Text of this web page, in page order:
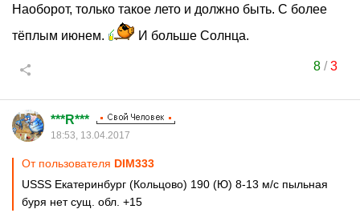
Наоборот, только такое лето и должно быть. С более
тёплым июнем.
И больше Солнца.
8/3
***R***
18:53, 13.04.2017
От пользователя DIM333
USSS Екатеринбург (Кольцово) 190 (Ю) 8-13 м/с пыльная
буря нет сущ. обл. +15